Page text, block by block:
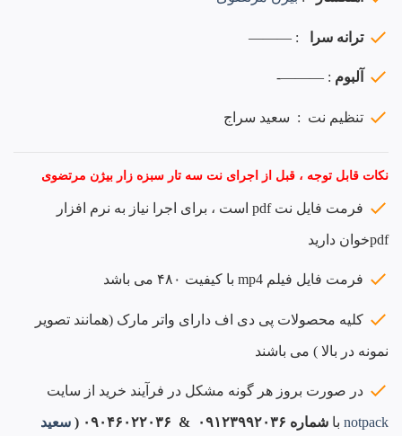
ترانه سرا : ———
آلبوم : ———-
تنظیم نت : سعید سراج
نکات قابل توجه ، قبل از اجرای نت سه تار سبزه زار بیژن مرتضوی
فرمت فایل نت pdf است ، برای اجرا نیاز به نرم افزار
pdfخوان دارید
فرمت فایل فیلم mp4 با کیفیت ۴۸۰ می باشد
کلیه محصولات پی دی اف دارای واتر مارک (همانند تصویر
نمونه در بالا ) می باشند
در صورت بروز هر گونه مشکل در فرآیند خرید از سایت
notpack با شماره ۰۹۱۲۳۹۹۲۰۳۶ & ۰۹۰۴۶۰۲۲۰۳۶ ( سعید